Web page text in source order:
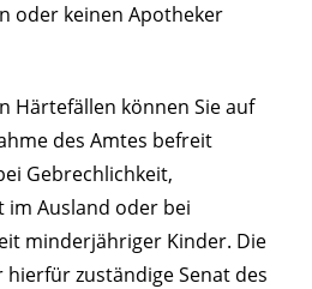
oder keinen Apotheker
Härtefällen können Sie auf
des Amtes befreit
Gebrechlichkeit,
im Ausland oder bei
minderjähriger Kinder. Die
zuständige Senat des